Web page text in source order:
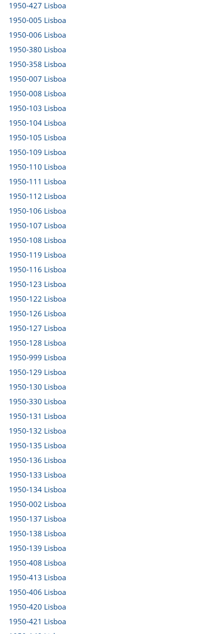
1950-427 Lisboa
1950-005 Lisboa
1950-006 Lisboa
1950-380 Lisboa
1950-358 Lisboa
1950-007 Lisboa
1950-008 Lisboa
1950-103 Lisboa
1950-104 Lisboa
1950-105 Lisboa
1950-109 Lisboa
1950-110 Lisboa
1950-111 Lisboa
1950-112 Lisboa
1950-106 Lisboa
1950-107 Lisboa
1950-108 Lisboa
1950-119 Lisboa
1950-116 Lisboa
1950-123 Lisboa
1950-122 Lisboa
1950-126 Lisboa
1950-127 Lisboa
1950-128 Lisboa
1950-999 Lisboa
1950-129 Lisboa
1950-130 Lisboa
1950-330 Lisboa
1950-131 Lisboa
1950-132 Lisboa
1950-135 Lisboa
1950-136 Lisboa
1950-133 Lisboa
1950-134 Lisboa
1950-002 Lisboa
1950-137 Lisboa
1950-138 Lisboa
1950-139 Lisboa
1950-408 Lisboa
1950-413 Lisboa
1950-406 Lisboa
1950-420 Lisboa
1950-421 Lisboa